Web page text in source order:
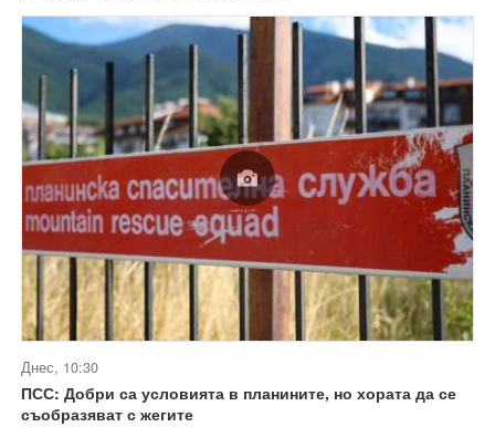
Днес, 10:30
ПСС: Добри са условията в планините, но хората да се
съобразяват с жегите